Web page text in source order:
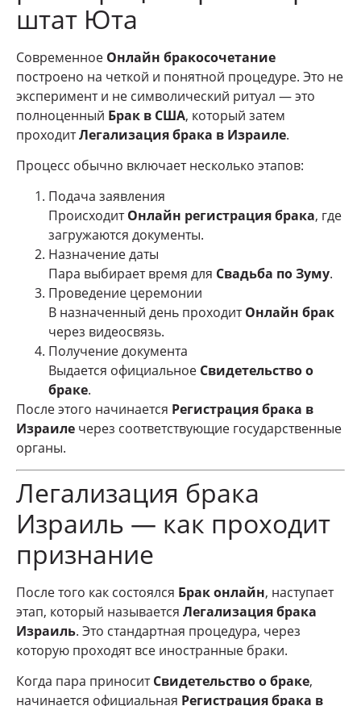
штат Юта
Современное Онлайн бракосочетание
построено на четкой и понятной процедуре. Это не
эксперимент и не символический ритуал — это
полноценный Брак в США, который затем
проходитЛегализация брака в Израиле.
Процесс обычно включает несколько этапов:
Подача заявления
ПроисходитОнлайн регистрация брака, где
загружаются документы.
Назначение даты
Пара выбирает время для Свадьба по Зуму.
Проведение церемонии
В назначенный день проходитОнлайн брак
через видеосвязь.
Получение документа
Выдается официальное Свидетельство о
браке.
После этого начинается Регистрация брака в
Израиле через соответствующие государственные
органы.
Легализация брака
Израиль — как проходит
признание
После того как состоялся Брак онлайн, наступает
этап, который называется Легализация брака
Израиль. Это стандартная процедура, через
которую проходят все иностранные браки.
Когда пара приноситСвидетельство о браке,
начинается официальная Регистрация брака в